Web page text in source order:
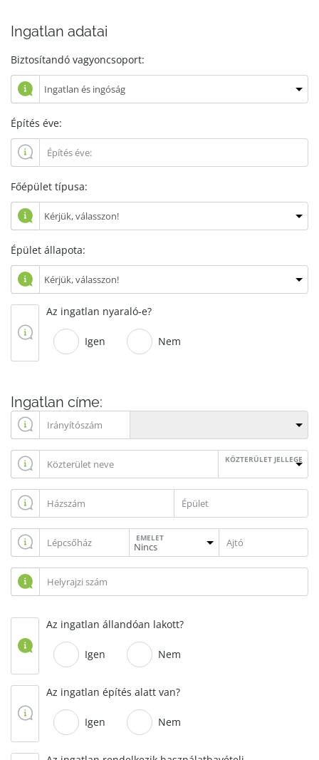
Ingatlan adatai
Biztosítandó vagyoncsoport:
Építés éve:
Főépület típusa:
Épület állapota:
Az ingatlan nyaraló-e?
Igen Nem
Ingatlan címe:
KÖZTERÜLET JELLEGE
EMELET
Az ingatlan állandóan lakott?
Igen Nem
Az ingatlan építés alatt van?
Igen Nem